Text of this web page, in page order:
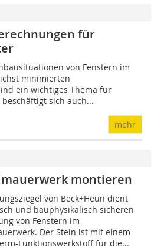
für
von Fenstern im
minimierten
ein wichtiges Thema für
sich auch...
mehr
montieren
von Beck+Heun dient
und bauphysikalisch sicheren
von Fenstern im
Der Stein ist mit einem
Funktionswerkstoff für die...